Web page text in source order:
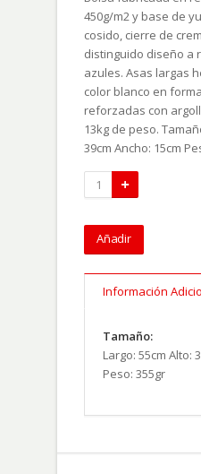
450g/m2 y base de
cosido, cierre de
distinguido diseño a
azules. Asas largas
color blanco en
reforzadas con
13kg de peso.
39cm Ancho: 15cm
Añadir
Información
Tamaño:
Largo: 55cm Alto:
Peso: 355gr